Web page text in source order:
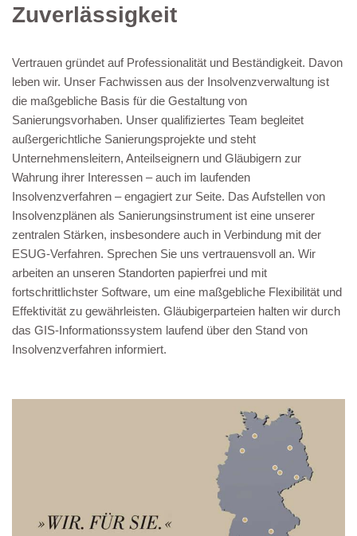
Zuverlässigkeit
Vertrauen gründet auf Professionalität und Beständigkeit. Davon
leben wir. Unser Fachwissen aus der Insolvenzverwaltung ist
die maßgebliche Basis für die Gestaltung von
Sanierungsvorhaben. Unser qualifiziertes Team begleitet
außergerichtliche Sanierungsprojekte und steht
Unternehmensleitern, Anteilseignern und Gläubigern zur
Wahrung ihrer Interessen – auch im laufenden
Insolvenzverfahren – engagiert zur Seite. Das Aufstellen von
Insolvenzplänen als Sanierungsinstrument ist eine unserer
zentralen Stärken, insbesondere auch in Verbindung mit der
ESUG-Verfahren. Sprechen Sie uns vertrauensvoll an. Wir
arbeiten an unseren Standorten papierfrei und mit
fortschrittlichster Software, um eine maßgebliche Flexibilität und
Effektivität zu gewährleisten. Gläubigerparteien halten wir durch
das GIS-Informationssystem laufend über den Stand von
Insolvenzverfahren informiert.